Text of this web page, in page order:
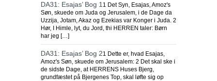
DA31: Esajas’ Bog 1 1 Det Syn, Esajas, Amoz's
Søn, skuede om Juda og Jerusalem, i de Dage da
Uzzija, Jotam, Akaz og Ezekias var Konger i Juda. 2
Hør, I Himle, lyt, du Jord, thi HERREN taler: Børn
har jeg […]
DA31: Esajas’ Bog 21 Dette er, hvad Esajas,
Amoz's Søn, skuede om Jerusalem: 2 Det skal ske i
de sidste Dage, at HERRENS Huses Bjerg,
grundfæstet på Bjergenes Top, skal løfte sig op